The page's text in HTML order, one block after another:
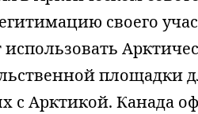
своего
площадки
с Арктикой. Канада